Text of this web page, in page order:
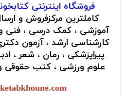
فروشگاه اینترنتی
کاملترین مرکزفروش و
آموزشی ، کمک درسی ، فنی
کارشناسی ارشد ، آزمون
پیراپزشکی ، رمان ، شعر ،
علوم ورزشی ، کتب حقوقی و